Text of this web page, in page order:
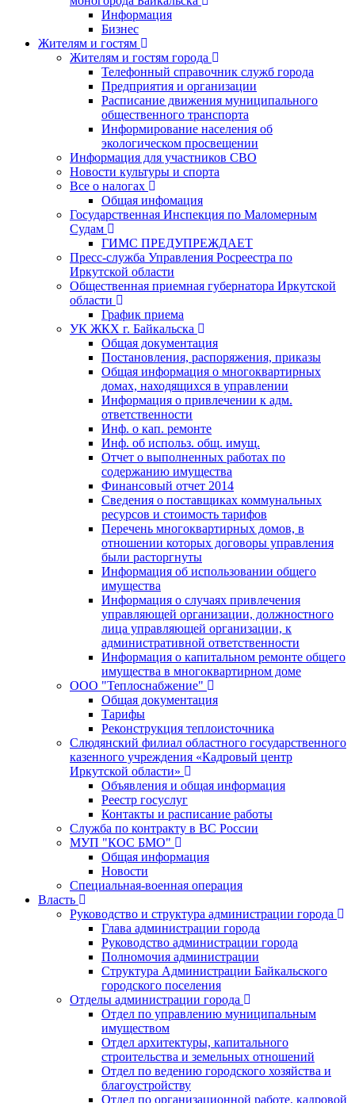
Информация
Бизнес
Жителям и гостям
Жителям и гостям города
Телефонный справочник служб города
Предприятия и организации
Расписание движения муниципального
общественного транспорта
Информирование населения об
экологическом просвещении
Информация для участников СВО
Новости культуры и спорта
Все о налогах
Общая инфомация
Государственная Инспекция по Маломерным
Судам
ГИМС ПРЕДУПРЕЖДАЕТ
Пресс-служба Управления Росреестра по
Иркутской области
Общественная приемная губернатора Иркутской
области
График приема
УК ЖКХ г. Байкальска
Общая документация
Постановления, распоряжения, приказы
Общая информация о многоквартирных
домах, находящихся в управлении
Информация о привлечении к адм.
ответственности
Инф. о кап. ремонте
Инф. об использ. общ. имущ.
Отчет о выполненных работах по
содержанию имущества
Финансовый отчет 2014
Сведения о поставщиках коммунальных
ресурсов и стоимость тарифов
Перечень многоквартирных домов, в
отношении которых договоры управления
были расторгнуты
Информация об использовании общего
имущества
Информация о случаях привлечения
управляющей организации, должностного
лица управляющей организации, к
административной ответственности
Информация о капитальном ремонте общего
имущества в многоквартирном доме
ООО "Теплоснабжение"
Общая документация
Тарифы
Реконструкция теплоисточника
Слюдянский филиал областного государственного
казенного учреждения «Кадровый центр
Иркутской области»
Объявления и общая информация
Реестр госуслуг
Контакты и расписание работы
Служба по контракту в ВС России
МУП "КОС БМО"
Общая информация
Новости
Специальная-военная операция
Власть
Руководство и структура администрации города
Глава администрации города
Руководство администрации города
Полномочия администрации
Структура Администрации Байкальского
городского поселения
Отделы администрации города
Отдел по управлению муниципальным
имуществом
Отдел архитектуры, капитального
строительства и земельных отношений
Отдел по ведению городского хозяйства и
благоустройству
Отдел по организационной работе, кадровой